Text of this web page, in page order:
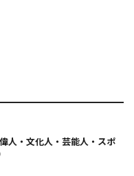
人・文化人・芸能人・スポ